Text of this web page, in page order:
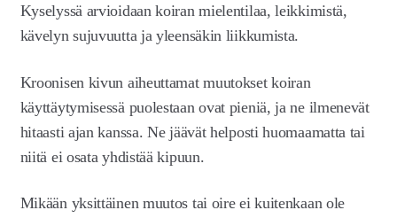
Kyselyssä arvioidaan koiran mielentilaa, leikkimistä,
kävelyn sujuvuutta ja yleensäkin liikkumista.
Kroonisen kivun aiheuttamat muutokset koiran
käyttäytymisessä puolestaan ovat pieniä, ja ne ilmenevät
hitaasti ajan kanssa. Ne jäävät helposti huomaamatta tai
niitä ei osata yhdistää kipuun.
Mikään yksittäinen muutos tai oire ei kuitenkaan ole